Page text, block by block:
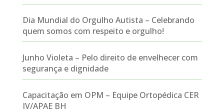
Dia Mundial do Orgulho Autista – Celebrando
quem somos com respeito e orgulho!
Junho Violeta – Pelo direito de envelhecer com
segurança e dignidade
Capacitação em OPM – Equipe Ortopédica CER
IV/APAE BH